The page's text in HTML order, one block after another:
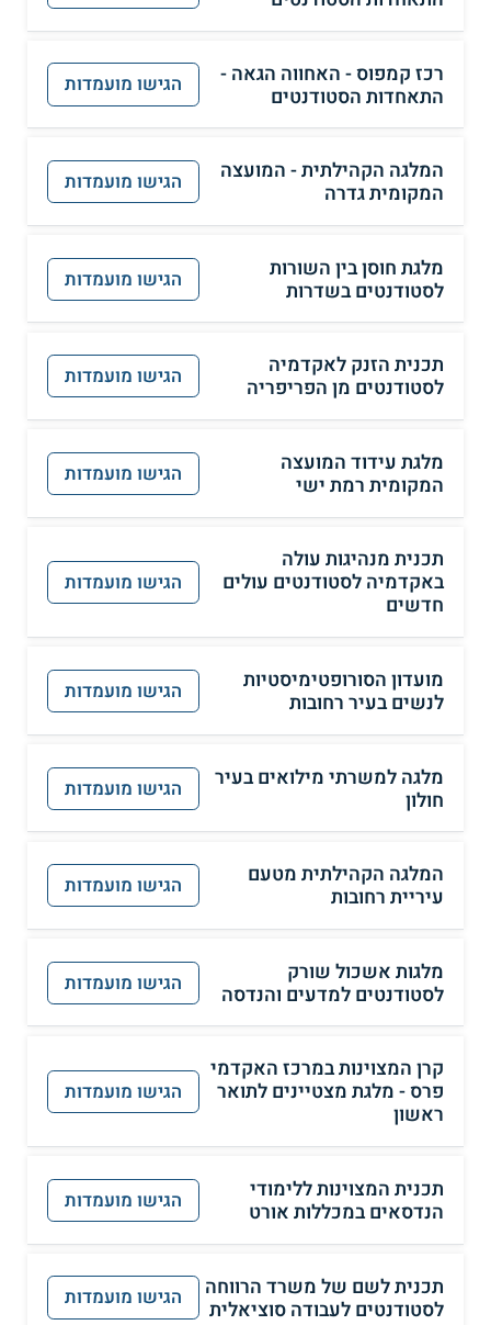
רכז קמפוס - האחווה הגאה -
התאחדות הסטודנטים
הגישו מועמדות
המלגה הקהילתית - המועצה
המקומית גדרה
הגישו מועמדות
מלגת חוסן בין השורות
לסטודנטים בשדרות
הגישו מועמדות
תכנית הזנק לאקדמיה
לסטודנטים מן הפריפריה
הגישו מועמדות
מלגת עידוד המועצה
המקומית רמת ישי
הגישו מועמדות
תכנית מנהיגות עולה
באקדמיה לסטודנטים עולים
חדשים
הגישו מועמדות
מועדון הסורופטימיסטיות
לנשים בעיר רחובות
הגישו מועמדות
מלגה למשרתי מילואים בעיר
חולון
הגישו מועמדות
המלגה הקהילתית מטעם
עיריית רחובות
הגישו מועמדות
מלגות אשכול שורק
לסטודנטים למדעים והנדסה
הגישו מועמדות
קרן המצוינות במרכז האקדמי
פרס - מלגת מצטיינים לתואר
ראשון
הגישו מועמדות
תכנית המצוינות ללימודי
הנדסאים במכללות אורט
הגישו מועמדות
תכנית לשם של משרד הרווחה
לסטודנטים לעבודה סוציאלית
הגישו מועמדות